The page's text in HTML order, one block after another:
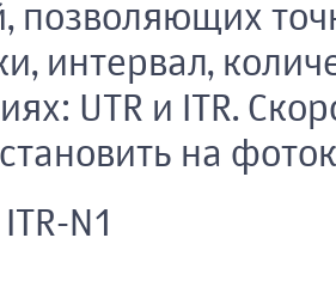
позволяющих
интервал,
UTR и ITR.
на
N1